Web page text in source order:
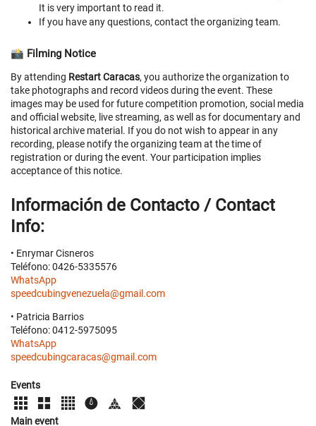
It is very important to read it.
If you have any questions, contact the organizing team.
📸 Filming Notice
By attending Restart Caracas, you authorize the organization to
take photographs and record videos during the event. These
images may be used for future competition promotion, social media
and official website, live streaming, as well as for documentary and
historical archive material. If you do not wish to appear in any
recording, please notify the organizing team at the time of
registration or during the event. Your participation implies
acceptance of this notice.
Información de Contacto / Contact
Info:
• Enrymar Cisneros
Teléfono: 0426-5335576
WhatsApp
speedcubingvenezuela@gmail.com
• Patricia Barrios
Teléfono: 0412-5975095
WhatsApp
speedcubingcaracas@gmail.com
Events
Main event